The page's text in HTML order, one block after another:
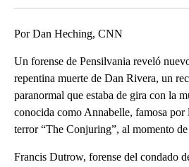
Por Dan Heching, CNN
Un forense de Pensilvania reveló
repentina muerte de Dan Rivera, un
paranormal que estaba de gira con la
conocida como Annabelle, famosa por
terror “The Conjuring”, al momento
Francis Dutrow, forense del condado